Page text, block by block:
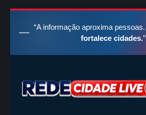
“A informação aproxima pessoas.
fortalece cidades.”